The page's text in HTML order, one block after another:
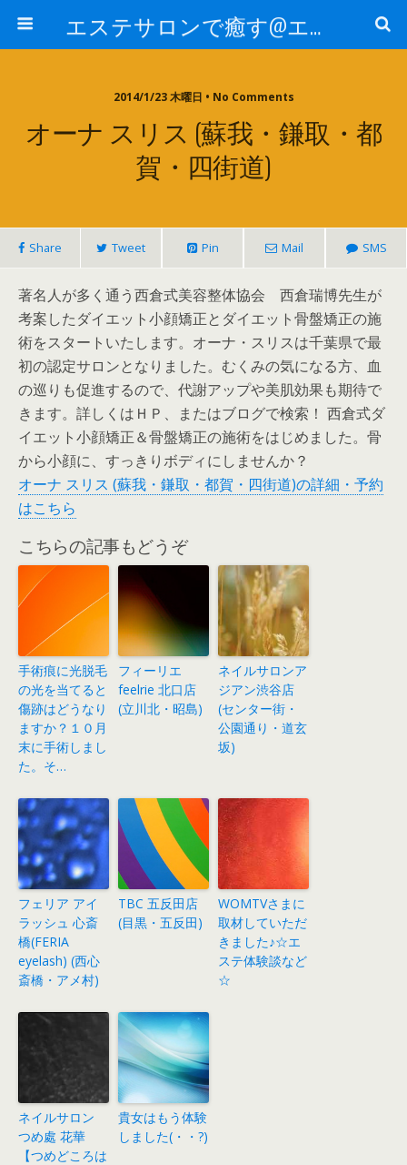
エステサロンで癒す@エステ～全国エステ情報
2014/1/23 木曜日 • No Comments
オーナ スリス (蘇我・鎌取・都
賀・四街道)
Share Tweet Pin Mail SMS
著名人が多く通う西倉式美容整体協会 西倉瑞博先生が
考案したダイエット小顔矯正とダイエット骨盤矯正の施
術をスタートいたします。オーナ・スリスは千葉県で最
初の認定サロンとなりました。むくみの気になる方、血
の巡りも促進するので、代謝アップや美肌効果も期待で
きます。詳しくはＨＰ、またはブログで検索！ 西倉式ダ
イエット小顔矯正＆骨盤矯正の施術をはじめました。骨
から小顔に、すっきりボディにしませんか？
オーナ スリス (蘇我・鎌取・都賀・四街道)の詳細・予約
はこちら
こちらの記事もどうぞ
手術痕に光脱毛
の光を当てると
傷跡はどうなり
ますか？１０月
末に手術しまし
た。そ…
フィーリエ
feelrie 北口店
(立川北・昭島)
ネイルサロンア
ジアン渋谷店
(センター街・
公園通り・道玄
坂)
フェリア アイ
ラッシュ 心斎
橋(FERIA
eyelash) (西心
斎橋・アメ村)
TBC 五反田店
(目黒・五反田)
WOMTVさまに
取材していただ
きました♪☆エ
ステ体験談など
☆
ネイルサロン
つめ處 花華
【つめどころは
貴女はもう体験
しました(・・?)